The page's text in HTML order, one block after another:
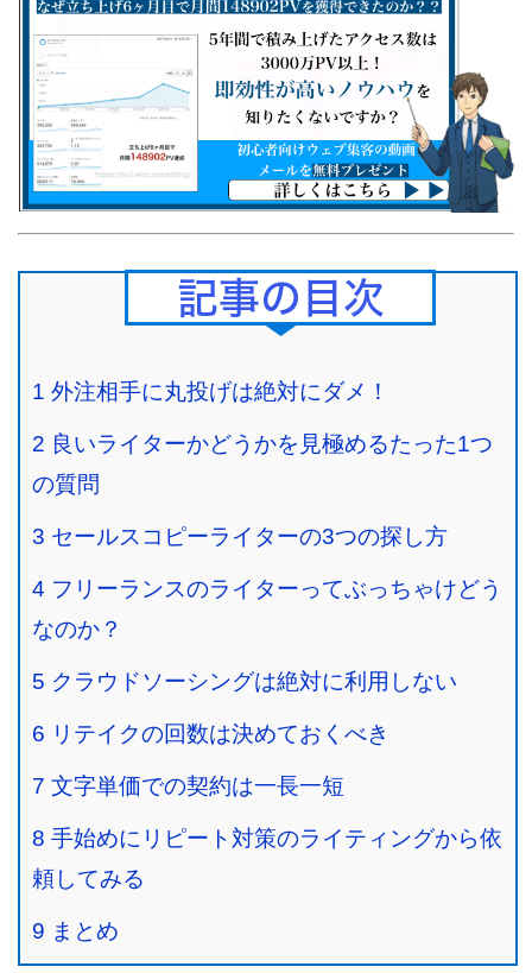
Contents
1 外注相手に丸投げは絶対にダメ！
2 良いライターかどうかを見極めるたった1つ
の質問
3 セールスコピーライターの3つの探し方
4 フリーランスのライターってぶっちゃけどう
なのか？
5 クラウドソーシングは絶対に利用しない
6 リテイクの回数は決めておくべき
7 文字単価での契約は一長一短
8 手始めにリピート対策のライティングから依
頼してみる
9 まとめ